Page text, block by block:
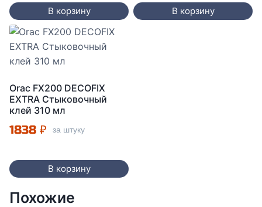
В корзину В корзину
Orac FX200 DECOFIX
EXTRA Стыковочный
клей 310 мл
1838 ₽ за штуку
В корзину
Похожие